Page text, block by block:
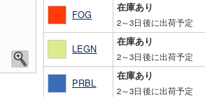
FOG
在庫あり
2～3日後に出荷予定
LEGN
在庫あり
2～3日後に出荷予定
PRBL
在庫あり
2～3日後に出荷予定